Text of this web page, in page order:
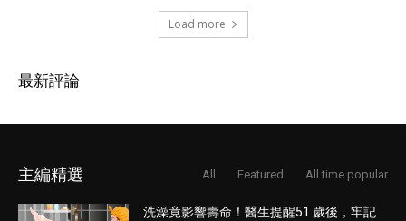
Load more
最新評論
主編精選 All Featured All time popular
洗澡竟影響壽命！醫生提醒51 歲後，牢記